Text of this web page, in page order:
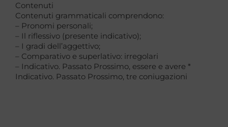
Contenuti
Contenuti grammaticali comprendono:
– Pronomi personali;
– Il riflessivo (presente indicativo);
– I gradi dell’aggettivo;
– Comparativo e superlativo: irregolari
– Indicativo. Passato Prossimo, essere e avere *
Indicativo. Passato Prossimo, tre coniugazioni